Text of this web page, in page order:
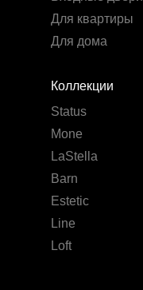
Коллекции
Status
Mone
LaStella
Barn
Estetic
Line
Loft
Для квартиры
Для дома